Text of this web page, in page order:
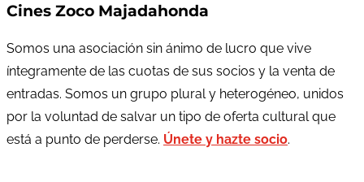
Cines Zoco Majadahonda
Somos una asociación sin ánimo de lucro que vive
íntegramente de las cuotas de sus socios y la venta de
entradas. Somos un grupo plural y heterogéneo, unidos
por la voluntad de salvar un tipo de oferta cultural que
está a punto de perderse. Únete y hazte socio.